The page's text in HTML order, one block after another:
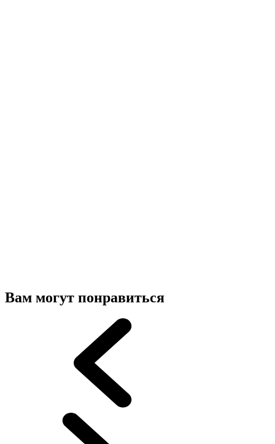
Вам могут понравиться